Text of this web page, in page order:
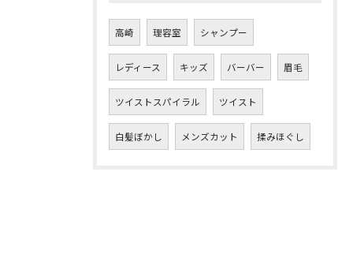
高崎 理容室 シャンプー
レディース キッズ バーバー 眉毛
ツイストスパイラル ツイスト
白髪ぼかし メンズカット 揉みほぐし